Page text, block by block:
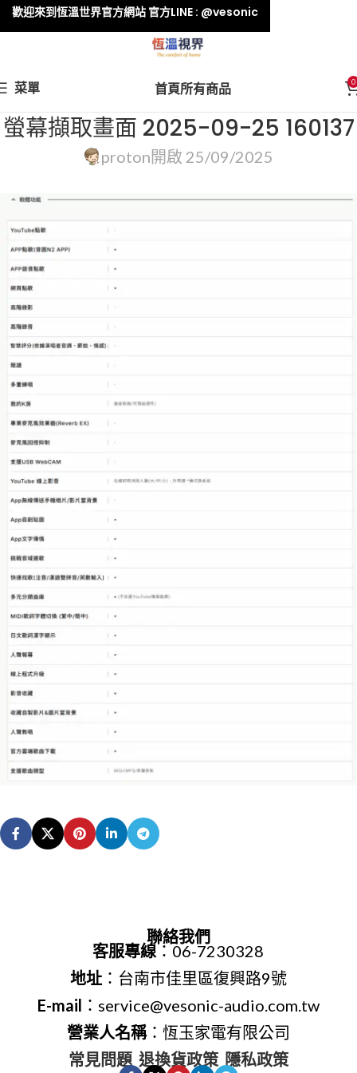
菜單 首頁所有商品 0
螢幕擷取畫面 2025-09-25 160137
proton開啟 25/09/2025
聯絡我們
客服專線：06-7230328
地址：台南市佳里區復興路9號
E-mail ：service@vesonic-audio.com.tw
營業人名稱：恆玉家電有限公司
常見問題 退換貨政策 隱私政策
歡迎來到恆溫世界官方網站 官方LINE : @vesonic